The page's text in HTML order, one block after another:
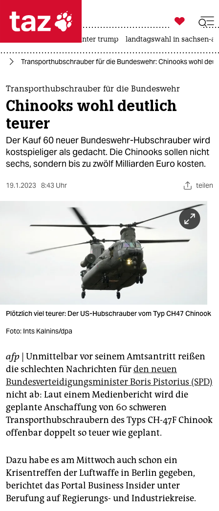
 taz zahl ich
taz zahl ich
themen
politik
öko
gesellschaft
sport
verlag
fragen & hilfe
unterstützen
genossenschaft

taz zahl ich
usa unter trump landtagswahl in sachsen-
Transporthubschrauber für die Bundeswehr: Chinooks wohl
Transporthubschrauber für die Bundeswehr
Chinooks wohl deutlich
teurer
Der Kauf 60 neuer Bundeswehr-Hubschrauber wird
kostspieliger als gedacht. Die Chinooks sollen nicht
sechs, sondern bis zu zwölf Milliarden Euro kosten.
19.1.2023 8:43 Uhr teilen
Plötzlich viel teurer: Der US-Hubschrauber vom Typ CH47 Chinook
Foto: Ints Kalnins/dpa
afp | Unmittelbar vor seinem Amtsantritt reißen
die schlechten Nachrichten fürden neuen
Bundesverteidigungsminister Boris Pistorius (SPD)
nicht ab: Laut einem Medienbericht wird die
geplante Anschaffung von 60 schweren
Transporthubschraubern des Typs CH-47F Chinook
offenbar doppelt so teuer wie geplant.
Dazu habe es am Mittwoch auch schon ein
Krisentreffen der Luftwaffe in Berlin gegeben,
berichtet das Portal Business Insider unter
Berufung auf Regierungs- und Industriekreise.